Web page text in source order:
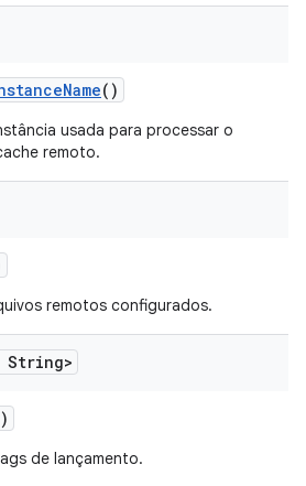
Name()
usada para processar o
remoto.
remotos configurados.
String>
de lançamento.